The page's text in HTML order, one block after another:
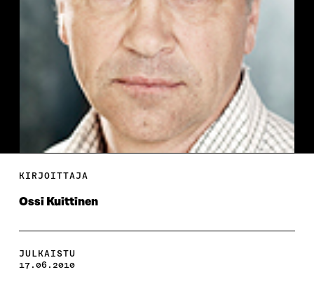
KIRJOITTAJA
Ossi Kuittinen
JULKAISTU
17.06.2010